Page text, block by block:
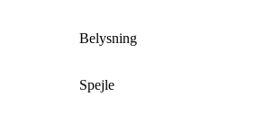
Belysning
Spejle